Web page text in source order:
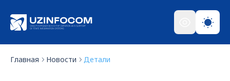
Главная Новости Детали